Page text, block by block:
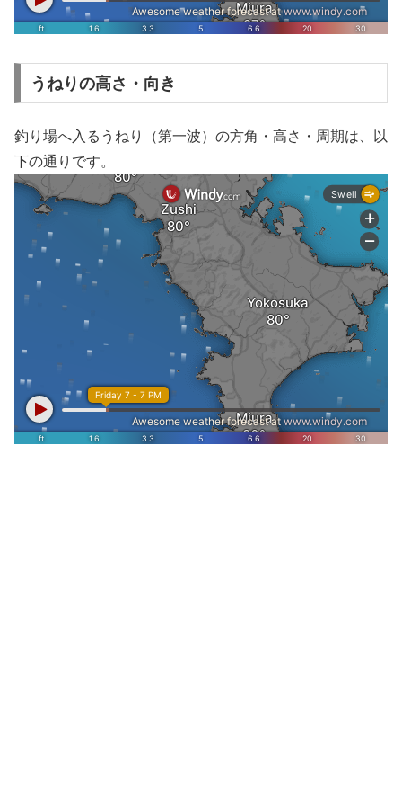
うねりの高さ・向き
釣り場へ入るうねり（第一波）の方角・高さ・周期は、以
下の通りです。